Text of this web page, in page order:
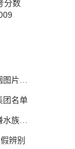
分数
大全
团名单
版本
辨别